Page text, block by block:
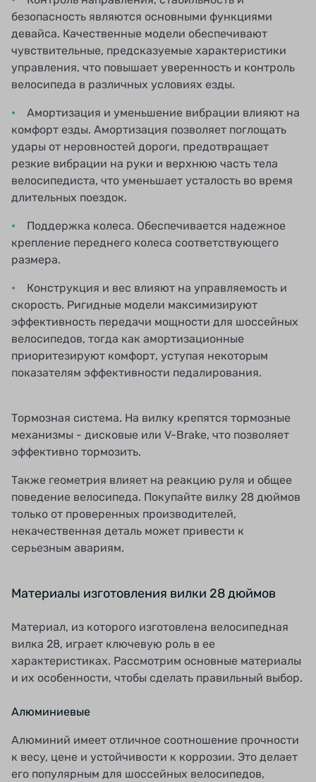
безопасность являются основными функциями
девайса. Качественные модели обеспечивают
чувствительные, предсказуемые характеристики
управления, что повышает уверенность и контроль
велосипеда в различных условиях езды.
Амортизация и уменьшение вибрации влияют на
комфорт езды. Амортизация позволяет поглощать
удары от неровностей дороги, предотвращает
резкие вибрации на руки и верхнюю часть тела
велосипедиста, что уменьшает усталость во время
длительных поездок.
Поддержка колеса. Обеспечивается надежное
крепление переднего колеса соответствующего
размера.
Конструкция и вес влияют на управляемость и
скорость. Ригидные модели максимизируют
эффективность передачи мощности для шоссейных
велосипедов, тогда как амортизационные
приоритезируют комфорт, уступая некоторым
показателям эффективности педалирования.
Тормозная система. На вилку крепятся тормозные
механизмы - дисковые или V-Brake, что позволяет
эффективно тормозить.
Также геометрия влияет на реакцию руля и общее
поведение велосипеда. Покупайте вилку 28 дюймов
только от проверенных производителей,
некачественная деталь может привести к
серьезным авариям.
Материалы изготовления вилки 28 дюймов
Материал, из которого изготовлена велосипедная
вилка 28, играет ключевую роль в ее
характеристиках. Рассмотрим основные материалы
и их особенности, чтобы сделать правильный выбор.
Алюминиевые
Алюминий имеет отличное соотношение прочности
к весу, цене и устойчивости к коррозии. Это делает
его популярным для шоссейных велосипедов,